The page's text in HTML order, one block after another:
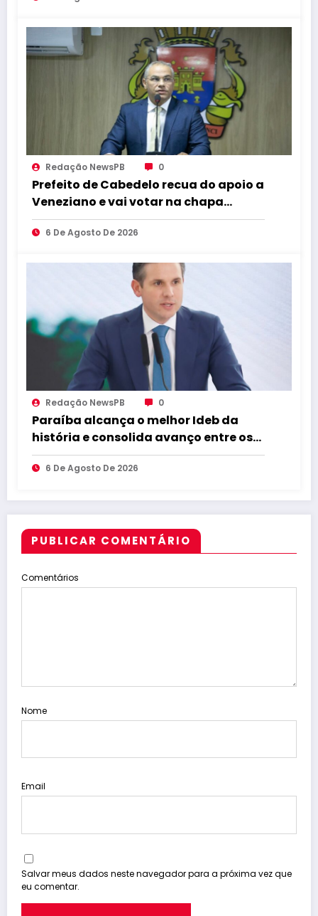
Redação NewsPB 0
Prefeito de Cabedelo recua do apoio a
Veneziano e vai votar na chapa
governista completa
6 De Agosto De 2026
Redação NewsPB 0
Paraíba alcança o melhor Ideb da
história e consolida avanço entre os
maiores do Brasil
6 De Agosto De 2026
PUBLICAR COMENTÁRIO
Comentários
Nome
Email
Salvar meus dados neste navegador para a próxima vez que
eu comentar.